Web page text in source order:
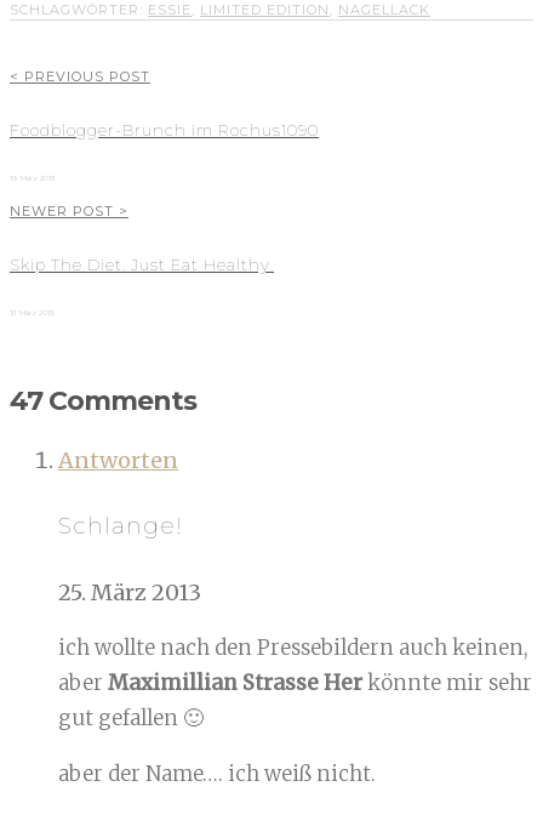
SCHLAGWÖRTER: ESSIE, LIMITED EDITION , NAGELLACK
< PREVIOUS POST
Foodblogger-Brunch im Rochus1090
19. März 2013
NEWER POST >
Skip The Diet. Just Eat Healthy.
31. März 2013
47 Comments
Antworten
Schlange!
25. März 2013
ich wollte nach den Pressebildern auch keinen,
aber Maximillian Strasse Herkönnte mir sehr
gut gefallen 🙂
aber der Name…. ich weiß nicht.